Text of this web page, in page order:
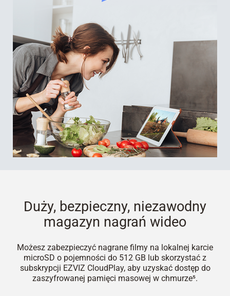
Duży, bezpieczny, niezawodny
magazyn nagrań wideo
Możesz zabezpieczyć nagrane filmy na lokalnej karcie
microSD o pojemności do 512 GB lub skorzystać z
subskrypcji EZVIZ CloudPlay, aby uzyskać dostęp do
zaszyfrowanej pamięci masowej w chmurze⁵.